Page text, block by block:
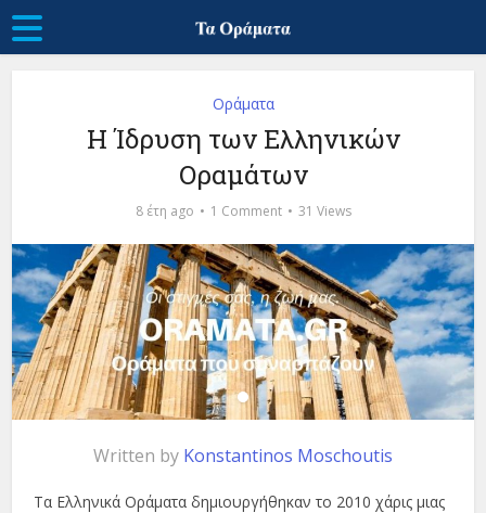
Οράματα
Η Ίδρυση των Ελληνικών
Οραμάτων
8 έτη ago 1 Comment 31 Views
Written by Konstantinos Moschoutis
Τα Ελληνικά Οράματα δημιουργήθηκαν το 2010 χάρις μιας